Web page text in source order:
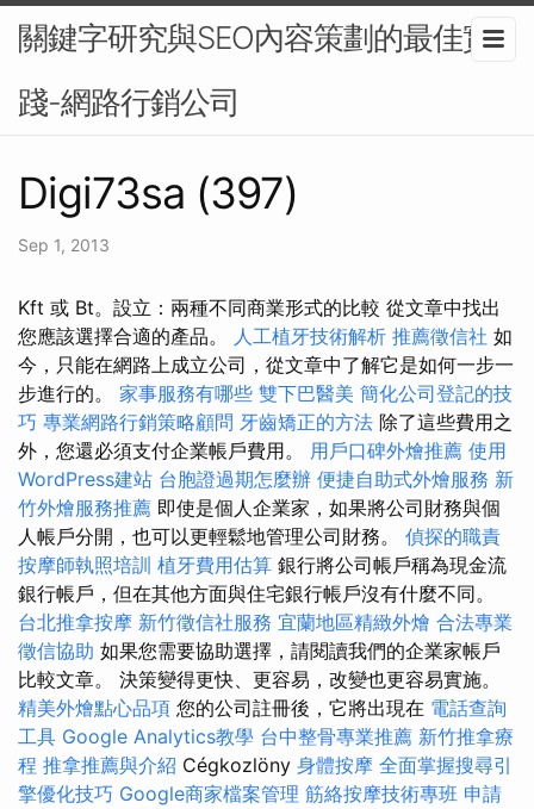
關鍵字研究與SEO內容策劃的最佳實
踐-網路行銷公司
Digi73sa (397)
Sep 1, 2013
Kft 或 Bt。設立：兩種不同商業形式的比較 從文章中找出
您應該選擇合適的產品。 人工植牙技術解析 推薦徵信社 如
今，只能在網路上成立公司，從文章中了解它是如何一步一
步進行的。 家事服務有哪些 雙下巴醫美 簡化公司登記的技
巧 專業網路行銷策略顧問 牙齒矯正的方法 除了這些費用之
外，您還必須支付企業帳戶費用。 用戶口碑外燴推薦 使用
WordPress建站 台胞證過期怎麼辦 便捷自助式外燴服務 新
竹外燴服務推薦 即使是個人企業家，如果將公司財務與個
人帳戶分開，也可以更輕鬆地管理公司財務。 偵探的職責
按摩師執照培訓 植牙費用估算 銀行將公司帳戶稱為現金流
銀行帳戶，但在其他方面與住宅銀行帳戶沒有什麼不同。
台北推拿按摩 新竹徵信社服務 宜蘭地區精緻外燴 合法專業
徵信協助 如果您需要協助選擇，請閱讀我們的企業家帳戶
比較文章。 決策變得更快、更容易，改變也更容易實施。
精美外燴點心品項 您的公司註冊後，它將出現在 電話查詢
工具 Google Analytics教學 台中整骨專業推薦 新竹推拿療
程 推拿推薦與介紹 Cégkozlöny 身體按摩 全面掌握搜尋引
擎優化技巧 Google商家檔案管理 筋絡按摩技術專班 申請